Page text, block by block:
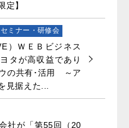
定】
セミナー・研修会
）ＷＥＢビジネス
タが高収益であり
の共有･活用 ～ア
見据えた...
社が「第55回（20